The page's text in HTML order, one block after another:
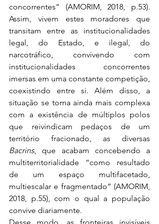
concorrentes” (AMORIM, 2018, p.53).
Assim, vivem estes moradores que
transitam entre as institucionalidades
legal, do Estado, e ilegal, do
narcotráfico, convivendo com
institucionalidades concorrentes
imersas em uma constante competição,
coexistindo entre si. Além disso, a
situação se torna ainda mais complexa
com a existência de múltiplos polos
que reivindicam pedaços de um
Bacrins, que acabam concebendo a
multiterritorialidade “como resultado
de um espaço multifacetado,
multiescalar e fragmentado” (AMORIM,
2018, p.55), com o qual a população
convive diariamente.